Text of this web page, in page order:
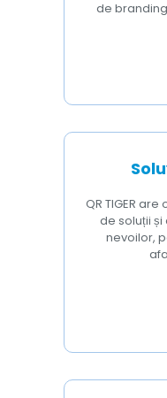
de
QR TIGER
de soluții
nevoilor,